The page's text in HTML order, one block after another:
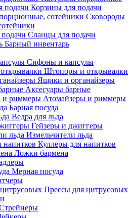
Корзины для подачи
Сковороды
Сланцы для подачи
Барный инвентарь
Сифоны и капсулы
Штопоры и открывалки
Ящики и органайзеры
Аксесуары барные
Атомайзеры и риммеры
Барная посуда
Ведра для льда
Гейзеры и джиггеры
Измельчители льда
Куллеры для напитков
Ложки бармена
Мерная посуда
Прессы для цитрусовых